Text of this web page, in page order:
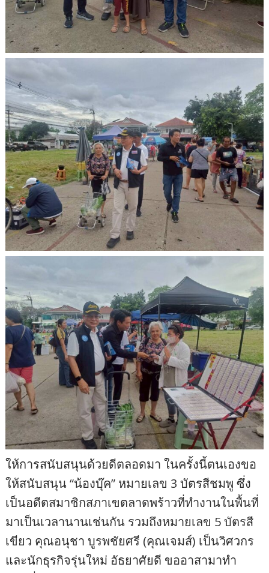
ให้การสนับสนุนด้วยดีตลอดมา ในครั้งนี้ตนเองขอ
ให้สนับสนุน “น้องบุ๊ค” หมายเลข 3 บัตรสีชมพู ซึ่ง
เป็นอดีตสมาชิกสภาเขตลาดพร้าวที่ทำงานในพื้นที่
มาเป็นเวลานานเช่นกัน รวมถึงหมายเลข 5 บัตรสี
เขียว คุณอนุชา บูรพชัยศรี (คุณเจมส์) เป็นวิศวกร
และนักธุรกิจรุ่นใหม่ อัธยาศัยดี ขออาสามาทำ